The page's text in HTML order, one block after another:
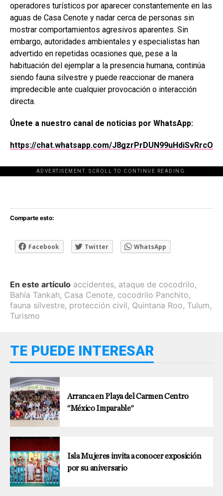
operadores turísticos por aparecer constantemente en las
aguas de Casa Cenote y nadar cerca de personas sin
mostrar comportamientos agresivos aparentes. Sin
embargo, autoridades ambientales y especialistas han
advertido en repetidas ocasiones que, pese a la
habituación del ejemplar a la presencia humana, continúa
siendo fauna silvestre y puede reaccionar de manera
impredecible ante cualquier provocación o interacción
directa.
Únete a nuestro canal de noticias por WhatsApp:
https://chat.whatsapp.com/J8gzrPrDUN99uHdiSvRrcO
ADVERTISEMENT. SCROLL TO CONTINUE READING.
[adsforwp id="243463"]
Comparte esto:
Facebook Twitter WhatsApp
En este artículo accidentes, ataque de cocodrilo,
Bahía Tankah, Casa Cenote, cocodrilo Panchito,
fauna silvestre, protección civil, Quintana Roo, Tulum,
Turismo
TE PUEDE INTERESAR
Arranca en Playa del Carmen Centro
“México Imparable”
Isla Mujeres invita a conocer exposición
por su aniversario